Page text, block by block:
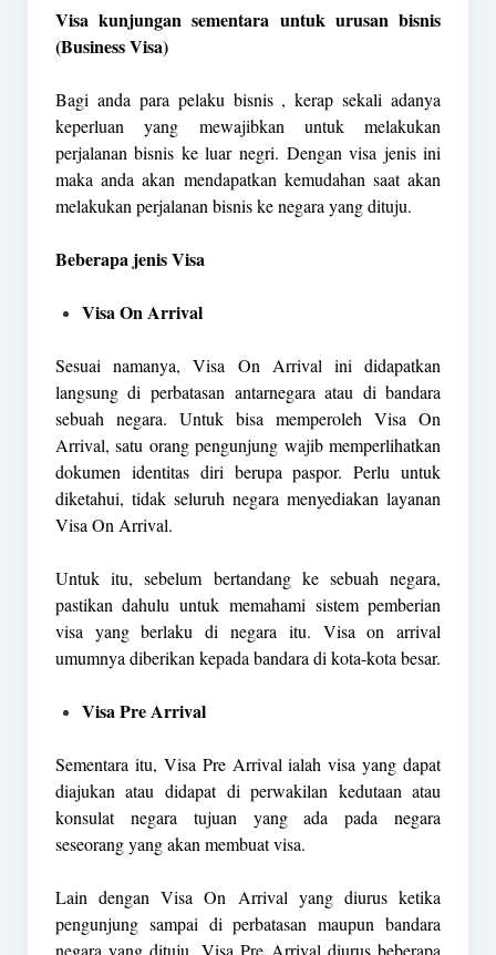
Visa kunjungan sementara untuk urusan bisnis
(Business Visa)
Bagi anda para pelaku bisnis , kerap sekali adanya
keperluan yang mewajibkan untuk melakukan
perjalanan bisnis ke luar negri. Dengan visa jenis ini
maka anda akan mendapatkan kemudahan saat akan
melakukan perjalanan bisnis ke negara yang dituju.
Beberapa jenis Visa
Visa On Arrival
Sesuai namanya, Visa On Arrival ini didapatkan
langsung di perbatasan antarnegara atau di bandara
sebuah negara. Untuk bisa memperoleh Visa On
Arrival, satu orang pengunjung wajib memperlihatkan
dokumen identitas diri berupa paspor. Perlu untuk
diketahui, tidak seluruh negara menyediakan layanan
Visa On Arrival.
Untuk itu, sebelum bertandang ke sebuah negara,
pastikan dahulu untuk memahami sistem pemberian
visa yang berlaku di negara itu. Visa on arrival
umumnya diberikan kepada bandara di kota-kota besar.
Visa Pre Arrival
Sementara itu, Visa Pre Arrival ialah visa yang dapat
diajukan atau didapat di perwakilan kedutaan atau
konsulat negara tujuan yang ada pada negara
seseorang yang akan membuat visa.
Lain dengan Visa On Arrival yang diurus ketika
pengunjung sampai di perbatasan maupun bandara